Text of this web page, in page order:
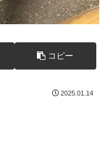
コピー
2025.01.14